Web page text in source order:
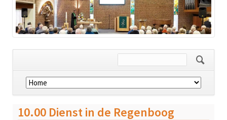
Navigatie
overslaan
10.00 Dienst in de Regenboog